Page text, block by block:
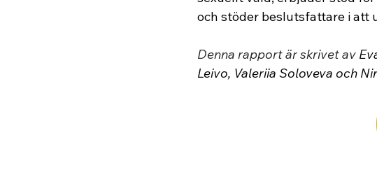
och stöder beslutsfattare i att
Denna rapport är skrivet av
Leivo, Valeriia Soloveva och